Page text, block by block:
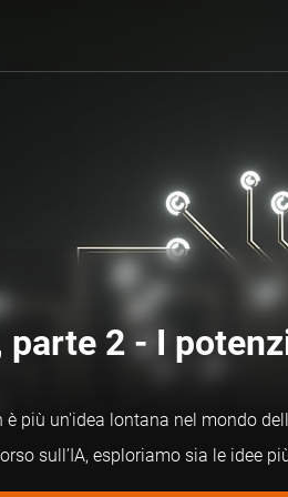
parte 2 - I
è più un'idea lontana nel mondo
sull’IA, esploriamo sia le idee